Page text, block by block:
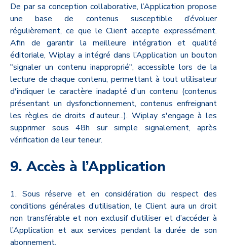
De par sa conception collaborative, l’Application propose
une base de contenus susceptible d’évoluer
régulièrement, ce que le Client accepte expressément.
Afin de garantir la meilleure intégration et qualité
éditoriale, Wiplay a intégré dans l’Application un bouton
"signaler un contenu inapproprié", accessible lors de la
lecture de chaque contenu, permettant à tout utilisateur
d'indiquer le caractère inadapté d'un contenu (contenus
présentant un dysfonctionnement, contenus enfreignant
les règles de droits d'auteur...). Wiplay s'engage à les
supprimer sous 48h sur simple signalement, après
vérification de leur teneur.
9. Accès à l’Application
1. Sous réserve et en considération du respect des
conditions générales d’utilisation, le Client aura un droit
non transférable et non exclusif d’utiliser et d’accéder à
l’Application et aux services pendant la durée de son
abonnement.